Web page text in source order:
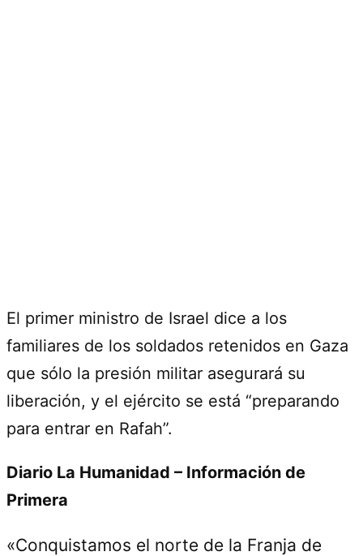
El primer ministro de Israel dice a los
familiares de los soldados retenidos en Gaza
que sólo la presión militar asegurará su
liberación, y el ejército se está “preparando
para entrar en Rafah”.
Diario La Humanidad – Información de
Primera
«Conquistamos el norte de la Franja de